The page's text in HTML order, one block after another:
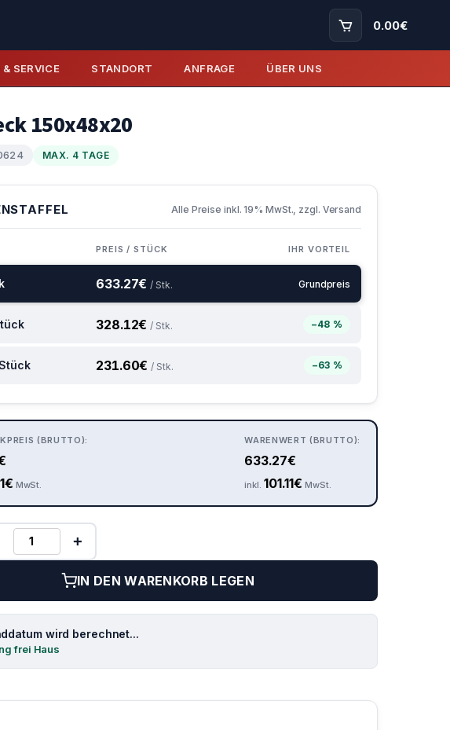
0.00€
SERVICE STANDORT ANFRAGE ÜBER UNS
150x48x20
MAX. 4 TAGE
Alle Preise inkl. 19% MwSt., zzgl. Versand
PREIS / STÜCK IHR VORTEIL
633.27€ / Stk. Grundpreis
328.12€ / Stk. −48 %
231.60€ / Stk. −63 %
(BRUTTO):
€ MwSt.
WARENWERT (BRUTTO):
633.27€
inkl. 101.11€ MwSt.
+
IN DEN WARENKORB LEGEN
wird berechnet...
frei Haus